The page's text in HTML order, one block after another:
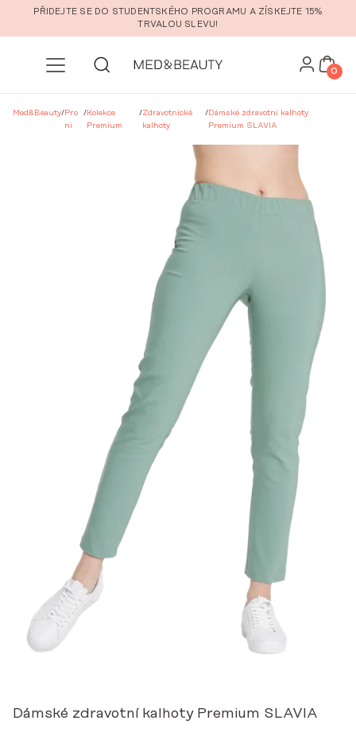
Přeskočit na hlavní obsah
PŘIDEJTE SE DO STUDENTSKÉHO PROGRAMU A ZÍSKEJTE 15%
TRVALOU SLEVU!
0
Med&Beauty/Pro
ni
/Kolekce
Premium
/Zdravotnické
kalhoty
/Dámské zdravotní kalhoty
Premium SLAVIA
Dámské zdravotní kalhoty Premium SLAVIA